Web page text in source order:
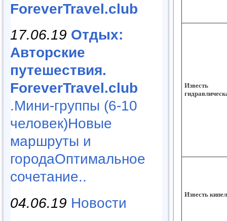
ForeverTravel.club
17.06.19 Отдых:
Авторские
путешествия.
ForeverTravel.club
.Мини-группы (6-10
человек)Новые
маршруты и
городаОптимальное
сочетание..
04.06.19 Новости
Известь
Известь